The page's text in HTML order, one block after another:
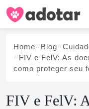
Home Blog
FIV e FelV: As
como proteger seu
FIV e FelV: